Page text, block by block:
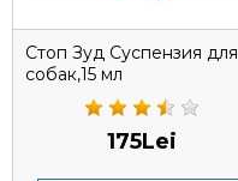
Стоп Зуд Суспензия для
собак,15 мл
175Lei